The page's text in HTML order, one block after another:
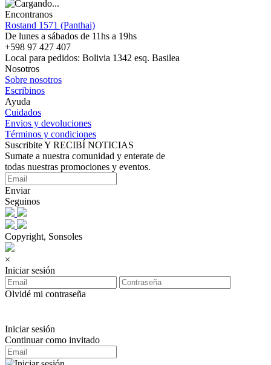
Encontranos
Rostand 1571 (Panthai)
De lunes a sábados de 11hs a 19hs
+598 97 427 407
Local para pedidos: Bolivia 1342 esq. Basilea
Nosotros
Sobre nosotros
Escribinos
Ayuda
Cuidados
Envios y devoluciones
Términos y condiciones
Suscribite Y RECIBÍ NOTICIAS
Sumate a nuestra comunidad y enterate de
todas nuestras promociones y eventos.
Enviar
Seguinos
Copyright, Sonsoles
×
Iniciar sesión
Olvidé mi contraseña
Iniciar sesión
Continuar como invitado